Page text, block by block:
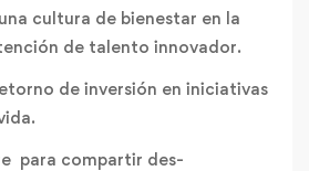
cultura de bienestar en la
de talento innovador.
de inversión en iniciativas
para compartir des-